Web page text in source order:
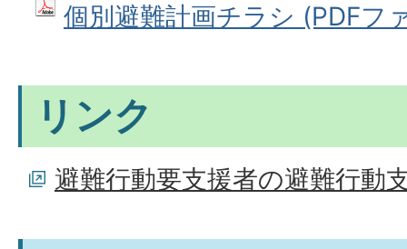
個別避難計画チラシ (PDFフ
リンク
避難行動要支援者の避難行動